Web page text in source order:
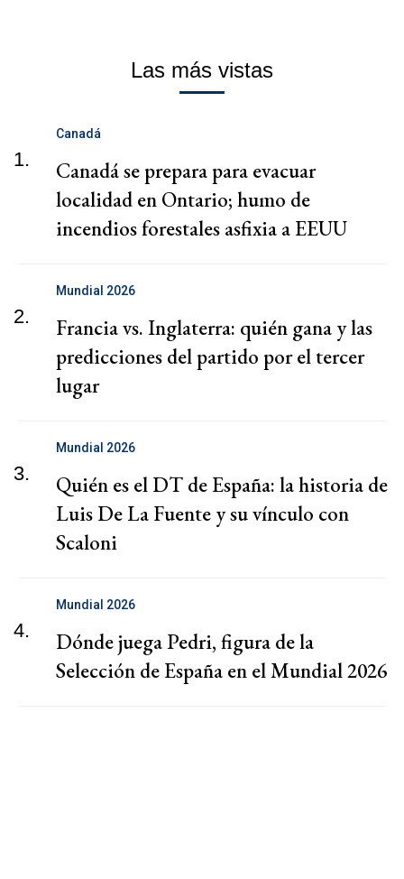
Las más vistas
1.
Canadá
Canadá se prepara para evacuar
localidad en Ontario; humo de
incendios forestales asfixia a EEUU
2.
Mundial 2026
Francia vs. Inglaterra: quién gana y las
predicciones del partido por el tercer
lugar
3.
Mundial 2026
Quién es el DT de España: la historia de
Luis De La Fuente y su vínculo con
Scaloni
4.
Mundial 2026
Dónde juega Pedri, figura de la
Selección de España en el Mundial 2026